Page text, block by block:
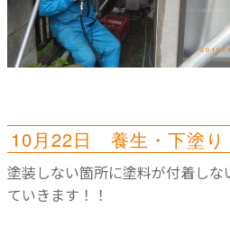
10月22日 養生・下塗り
塗装しない箇所に塗料が付着し
ていきます！！